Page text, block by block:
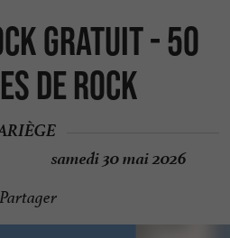
Gratuit - 50
de Rock
samedi 30 mai 2026
Partager